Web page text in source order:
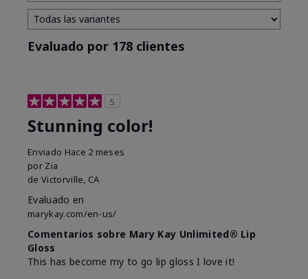
Evaluado por 178 clientes
5
Stunning color!
Enviado Hace 2 meses
por Zia
de Victorville, CA
Evaluado en
marykay.com/en-us/
Comentarios sobre Mary Kay Unlimited® Lip
Gloss
This has become my to go lip gloss I love it!